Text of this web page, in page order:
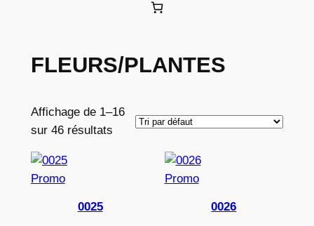
FLEURS/PLANTES
Affichage de 1–16
sur 46 résultats
PromoProduit
promotion
0025
PromoProduit
promotion
0026